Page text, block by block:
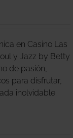
en Casino Las
y Jazz by Betty
de pasión,
para disfrutar,
inolvidable.